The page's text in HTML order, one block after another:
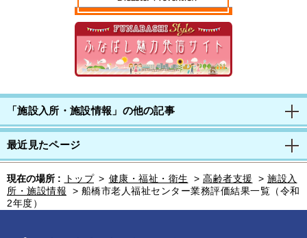
「施設入所・施設情報」の他の記事
最近見たページ
現在の場所 : トップ > 健康・福祉・衛生 > 高齢者支援 > 施設入
所・施設情報
> 船橋市老人福祉センター業務評価結果一覧（令和
2年度）